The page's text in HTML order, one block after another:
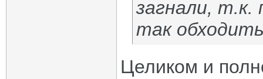
загнали, т.к.
так
Целиком и